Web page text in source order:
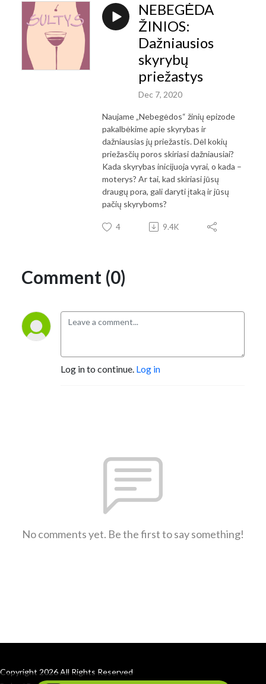
NEBEGĖDA
ŽINIOS:
Dažniausios
skyrybų
priežastys
Dec 7, 2020
Naujame „Nebegėdos“ žinių epizode
pakalbėkime apie skyrybas ir
dažniausias jų priežastis. Dėl kokių
priežasčių poros skiriasi dažniausiai?
Kada skyrybas inicijuoja vyrai, o kada –
moterys? Ar tai, kad skiriasi jūsų
draugų pora, gali daryti įtaką ir jūsų
pačių skyryboms?
4 9.4K
Comment (0)
Log in to continue. Log in
No comments yet. Be the first to say something!
Copyright 2026 All Rights Reserved